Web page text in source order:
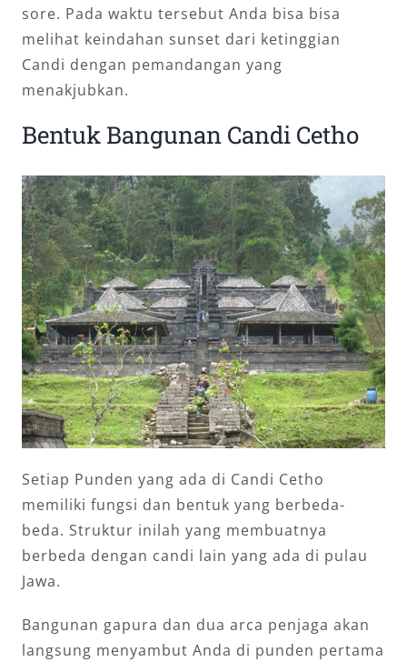
sore. Pada waktu tersebut Anda bisa bisa
melihat keindahan sunset dari ketinggian
Candi dengan pemandangan yang
menakjubkan.
Bentuk Bangunan Candi Cetho
Setiap Punden yang ada di Candi Cetho
memiliki fungsi dan bentuk yang berbeda-
beda. Struktur inilah yang membuatnya
berbeda dengan candi lain yang ada di pulau
Jawa.
Bangunan gapura dan dua arca penjaga akan
langsung menyambut Anda di punden pertama